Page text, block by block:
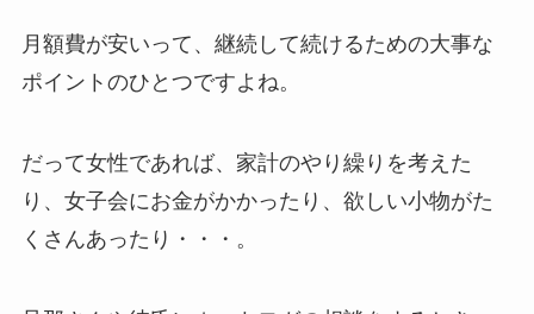
月額費が安いって、継続して続けるための大事な
ポイントのひとつですよね。
だって女性であれば、家計のやり繰りを考えた
り、女子会にお金がかかったり、欲しい小物がた
くさんあったり・・・。